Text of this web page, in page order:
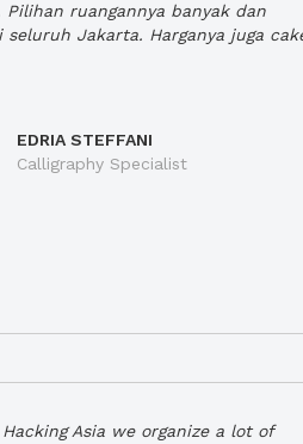
Pilihan ruangannya banyak dan
seluruh Jakarta. Harganya juga
EDRIA STEFFANI
Calligraphy Specialist
Asia we organize a lot of